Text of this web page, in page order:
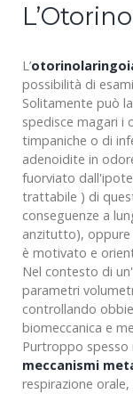
L’Otorino
L’
possibilità di
Solitamente può
spedisce magari i
timpaniche o di
adenoidite in
fuorviato
trattabile ) di
conseguenze a
anzitutto),
è motivato e
Nel contesto di
parametri
controllando
biomeccanica e
Purtroppo spesso
meccanismi
respirazione